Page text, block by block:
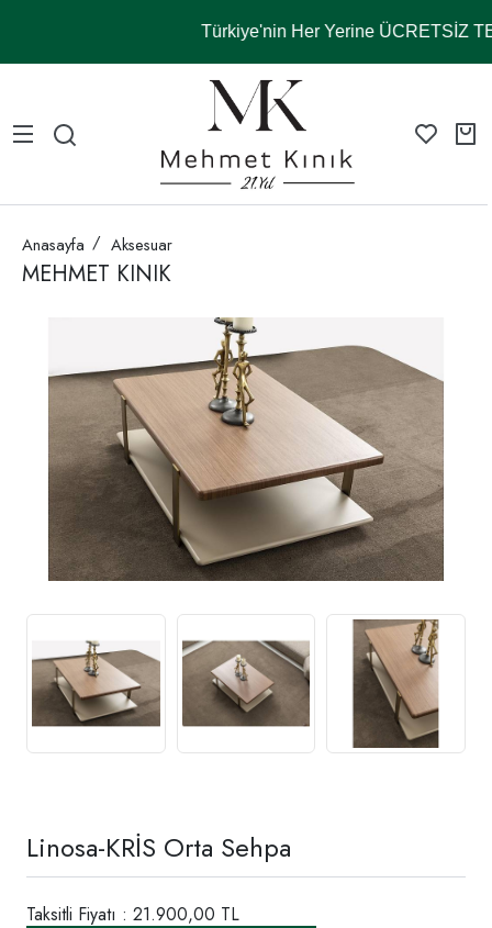
Türkiye'nin Her Yerine ÜCRETSİZ
Anasayfa Aksesuar
MEHMET KINIK
Linosa-KRİS Orta Sehpa
Taksitli Fiyatı : 21.900,00 TL